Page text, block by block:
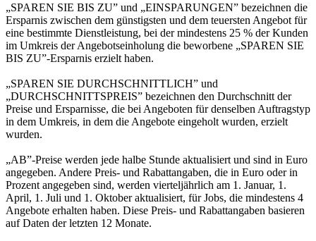
„SPAREN SIE BIS ZU” und „EINSPARUNGEN” bezeichnen die
Ersparnis zwischen dem günstigsten und dem teuersten Angebot für
eine bestimmte Dienstleistung, bei der mindestens 25 % der Kunden
im Umkreis der Angebotseinholung die beworbene „SPAREN SIE
BIS ZU”-Ersparnis erzielt haben.
„SPAREN SIE DURCHSCHNITTLICH” und
„DURCHSCHNITTSPREIS” bezeichnen den Durchschnitt der
Preise und Ersparnisse, die bei Angeboten für denselben Auftragstyp
in dem Umkreis, in dem die Angebote eingeholt wurden, erzielt
wurden.
„AB”-Preise werden jede halbe Stunde aktualisiert und sind in Euro
angegeben. Andere Preis- und Rabattangaben, die in Euro oder in
Prozent angegeben sind, werden vierteljährlich am 1. Januar, 1.
April, 1. Juli und 1. Oktober aktualisiert, für Jobs, die mindestens 4
Angebote erhalten haben. Diese Preis- und Rabattangaben basieren
auf Daten der letzten 12 Monate.